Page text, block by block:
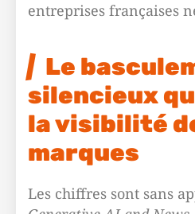
entreprises françaises
Le
silencieux
la visibilité
marques
Les chiffres sont sans